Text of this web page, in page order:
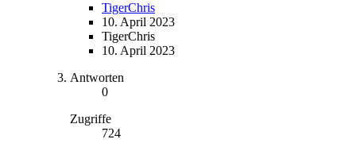
TigerChris
10. April 2023
TigerChris
10. April 2023
Antworten
0
Zugriffe
724